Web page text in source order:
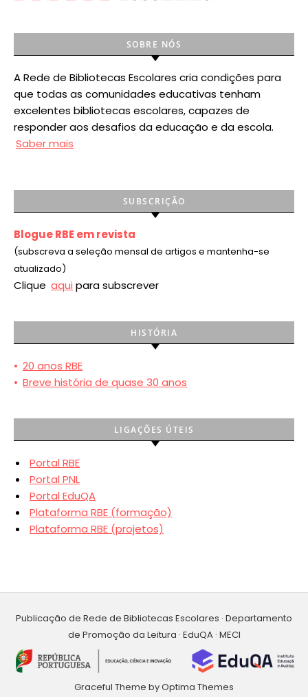
SOBRE NÓS
A Rede de Bibliotecas Escolares cria condições para
que todas as comunidades educativas tenham
excelentes bibliotecas escolares, capazes de
responder aos desafios da educação e da escola.
Saber mais
SUBSCRIÇÃO
Blogue RBE em revista
(subscreva a seleção mensal de artigos e mantenha-se
atualizado)
Clique aqui para subscrever
HISTÓRIA
• 20 anos RBE
• Breve história de quase 30 anos
LIGAÇÕES ÚTEIS
Portal RBE
Portal PNL
Portal EduQA
Plataforma RBE (formação)
Plataforma RBE (projetos)
Publicação de Rede de Bibliotecas Escolares · Departamento
de Promoção da Leitura · EduQA · MECI
Graceful Theme byOptima Themes